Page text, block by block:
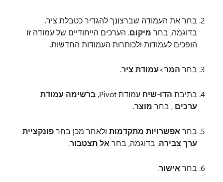
בחר את העמודה שברצונך להגדיר כטבלת ציר.
בדוגמה, בחר מיקום. הערכים הייחודיים של עמודה זו
הופכים לעמודות ולכותרות העמודות החדשות.
בחר המר>עמודת ציר.
בתיבת הדו-שיח עמודת Pivot,
ברשימה עמודת
ערכים , בחר מוצר.
בחר אפשרויות מתקדמות ולאחר מכן בחרפונקציית
ערך צבירה. בדוגמה, בחר אל תצטבור.
בחר אישור.